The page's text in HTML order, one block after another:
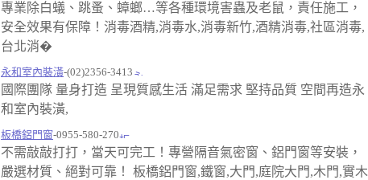
專業除白蟻、跳蚤、蟑螂…等各種環境害蟲及老鼠，責任施工，
安全效果有保障！消毒酒精,消毒水,消毒新竹,酒精消毒,社區消毒,
台北消�
永和室內裝潢-(02)2356-3413
國際團隊 量身打造 呈現質感生活 滿足需求 堅持品質 空間再造永
和室內裝潢,
板橋鋁門窗-0955-580-270
不需敲敲打打，當天可完工！專營隔音氣密窗、鋁門窗等安裝，
嚴選材質、絕對可靠！ 板橋鋁門窗,鐵窗,大門,庭院大門,木門,實木